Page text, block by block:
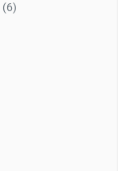
(6)